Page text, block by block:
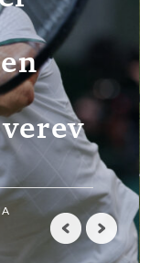
CHRÉTIEN